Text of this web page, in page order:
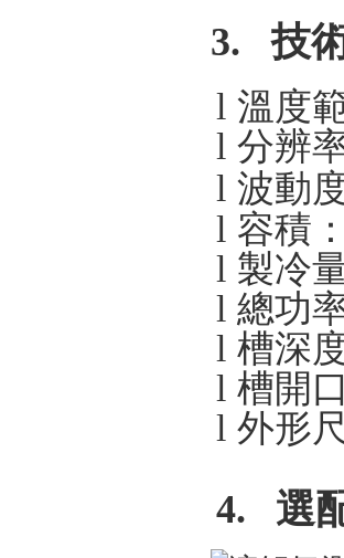
3. 技
l 溫度
l 分辨
l 波動
l 容積
l 製冷
l 總功
l 槽深
l 槽開
l 外形
4. 選